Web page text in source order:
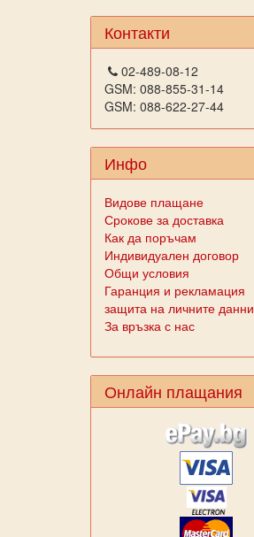
Контакти
02-489-08-12
GSM: 088-855-31-14
GSM: 088-622-27-44
Инфо
Видове плащане
Срокове за доставка
Как да поръчам
Индивидуален договор
Общи условия
Гаранция и рекламация
защита на личните данни
За връзка с нас
Онлайн плащания